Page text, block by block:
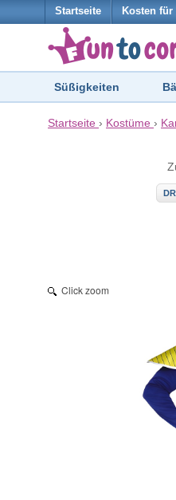
Startseite Kosten für
Süßigkeiten
Startseite › Kostüme ›
Click zoom